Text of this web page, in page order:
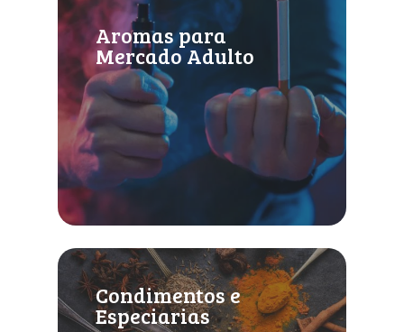
Aromas para
Mercado Adulto
Condimentos e
Especiarias